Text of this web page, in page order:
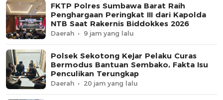
FKTP Polres Sumbawa Barat Raih
Penghargaan Peringkat III dari Kapolda
NTB Saat Rakernis Biddokkes 2026
Daerah 9 jam yang lalu
Polsek Sekotong Kejar Pelaku Curas
Bermodus Bantuan Sembako, Fakta Isu
Penculikan Terungkap
Daerah 20 jam yang lalu